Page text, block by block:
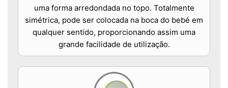
uma forma arredondada no topo. Totalmente
simétrica, pode ser colocada na boca do bebé em
qualquer sentido, proporcionando assim uma
grande facilidade de utilização.